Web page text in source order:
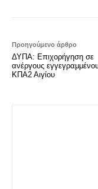
Προηγούμενο άρθρο
ΔΥΠΑ: Επιχορήγηση σε
ανέργους
ΚΠΑ2 Αιγίου